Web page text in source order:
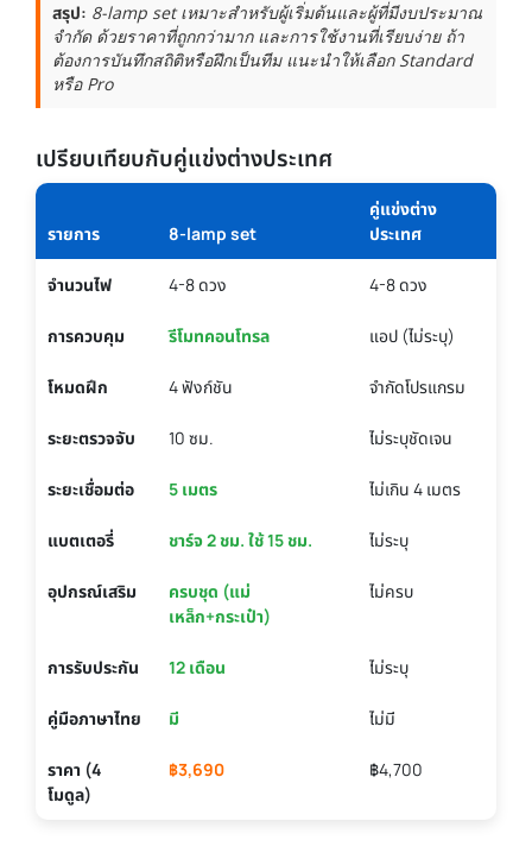
สรุป: 8-lamp set เหมาะสำหรับผู้เริ่มต้นและผู้ที่มีงบประมาณ
จำกัด ด้วยราคาที่ถูกกว่ามาก และการใช้งานที่เรียบง่าย ถ้า
ต้องการบันทึกสถิติหรือฝึกเป็นทีม แนะนำให้เลือก Standard
หรือ Pro
เปรียบเทียบกับคู่แข่งต่างประเทศ
รายการ 8-lamp set
คู่แข่งต่าง
ประเทศ
จำนวนไฟ 4-8 ดวง 4-8 ดวง
การควบคุม รีโมทคอนโทรล แอป (ไม่ระบุ)
โหมดฝึก 4 ฟังก์ชัน จำกัดโปรแกรม
ระยะตรวจจับ 10 ซม. ไม่ระบุชัดเจน
ระยะเชื่อมต่อ 5 เมตร ไม่เกิน 4 เมตร
แบตเตอรี่ ชาร์จ 2 ชม. ใช้ 15 ชม. ไม่ระบุ
อุปกรณ์เสริม
ครบชุด (แม่
เหล็ก+กระเป๋า)
ไม่ครบ
การรับประกัน 12 เดือน ไม่ระบุ
คู่มือภาษาไทย มี ไม่มี
ราคา (4
โมดูล)
฿3,690 ฿4,700